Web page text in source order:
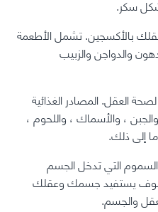
سكر.
بالأكسجين. تشمل الأطعمة
والدواجن والزبيب
العقل. المصادر الغذائية
، والأسماك ، واللحوم ،
إلى ذلك.
التي تدخل الجسم
– سوف يستفيد جسمك وعقلك
والجسم.